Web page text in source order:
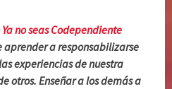
Ya no seas Codependiente
a responsabilizarse
experiencias de nuestra
otros. Enseñar a los demás a